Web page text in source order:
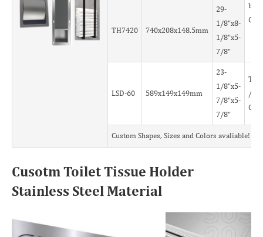
TH7420
740x208x148.5mm
29-
1/8"x8-
1/8"x5-
7/8"
LSD-60 589x149x149mm
23-
1/8"x5-
7/8"x5-
7/8"
/
Custom Shapes, Sizes and Colors avaliable!
Cusotm Toilet Tissue Holder
Stainless Steel Material